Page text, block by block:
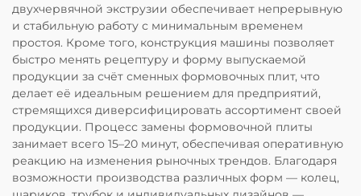
двухчервячной экструзии обеспечивает непрерывную
и стабильную работу с минимальным временем
простоя. Кроме того, конструкция машины позволяет
быстро менять рецептуру и форму выпускаемой
продукции за счёт сменных формовочных плит, что
делает её идеальным решением для предприятий,
стремящихся диверсифицировать ассортимент своей
продукции. Процесс замены формовочной плиты
занимает всего 15–20 минут, обеспечивая оперативную
реакцию на изменения рыночных трендов. Благодаря
возможности производства различных форм — колец,